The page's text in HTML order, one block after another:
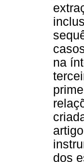
na
dos